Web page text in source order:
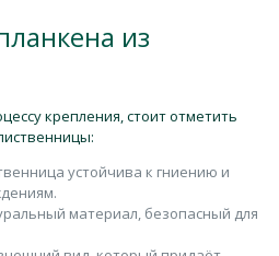
из
крепления, стоит отметить
устойчива к гниению и
материал, безопасный для